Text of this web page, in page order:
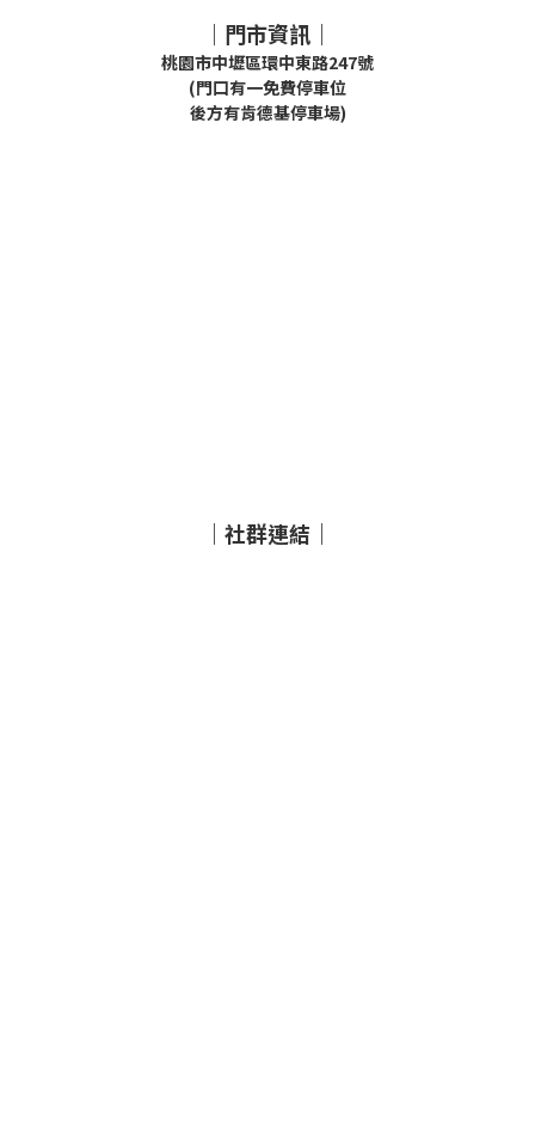
｜門市資訊｜
桃園市中壢區環中東路247號
(門口有一免費停車位
後方有肯德基停車場)
｜社群連結｜